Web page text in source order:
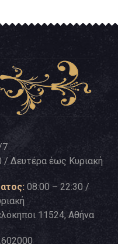
/ Δευτέρα έως Κυριακή
08:00 – 22:30 /
11524, Αθήνα